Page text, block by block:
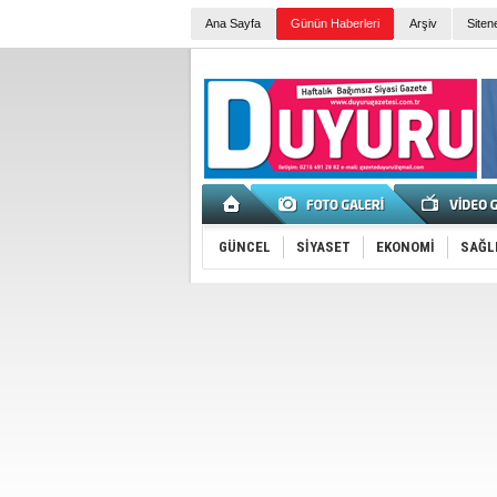
Ana Sayfa Günün Haberleri Arşiv
GÜNCEL SİYASET EKONOMİ